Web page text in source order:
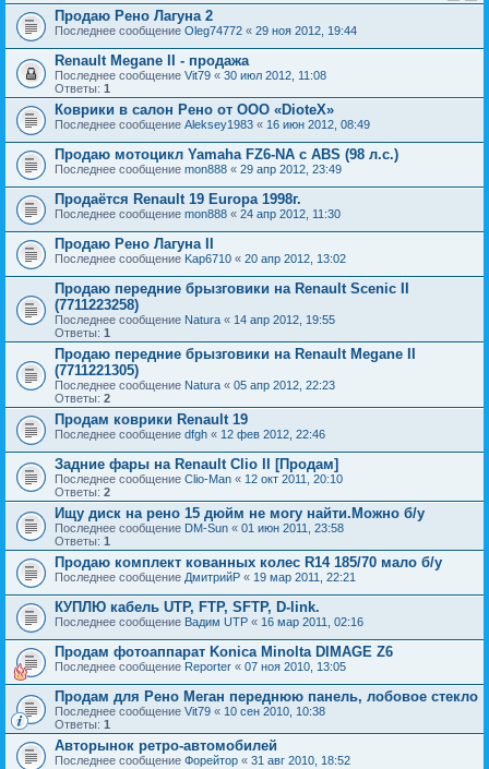
Продаю Рено Лагуна 2
Последнее сообщение Oleg74772 « 29 ноя 2012, 19:44
Renault Megane II - продажа
Последнее сообщение Vit79 « 30 июл 2012, 11:08
Ответы: 1
Коврики в салон Рено от ООО «DioteX»
Последнее сообщение Aleksey1983 « 16 июн 2012, 08:49
Продаю мотоцикл Yamaha FZ6-NA с ABS (98 л.с.)
Последнее сообщение mon888 « 29 апр 2012, 23:49
Продаётся Renault 19 Europa 1998г.
Последнее сообщение mon888 « 24 апр 2012, 11:30
Продаю Рено Лагуна II
Последнее сообщение Kap6710 « 20 апр 2012, 13:02
Продаю передние брызговики на Renault Scenic II
(7711223258)
Последнее сообщение Natura « 14 апр 2012, 19:55
Ответы: 1
Продаю передние брызговики на Renault Megane II
(7711221305)
Последнее сообщение Natura « 05 апр 2012, 22:23
Ответы: 2
Продам коврики Renault 19
Последнее сообщение dfgh « 12 фев 2012, 22:46
Задние фары на Renault Clio II [Продам]
Последнее сообщение Clio-Man « 12 окт 2011, 20:10
Ответы: 2
Ищу диск на рено 15 дюйм не могу найти.Можно б/у
Последнее сообщение DM-Sun « 01 июн 2011, 23:58
Ответы: 1
Продаю комплект кованных колес R14 185/70 мало б/у
Последнее сообщение ДмитрийР « 19 мар 2011, 22:21
КУПЛЮ кабель UTP, FTP, SFTP, D-link.
Последнее сообщение Вадим UTP « 16 мар 2011, 02:16
Продам фотоаппарат Konica Minolta DIMAGE Z6
Последнее сообщение Reporter « 07 ноя 2010, 13:05
Продам для Рено Меган переднюю панель, лобовое стекло
Последнее сообщение Vit79 « 10 сен 2010, 10:38
Ответы: 1
Авторынок ретро-автомобилей
Последнее сообщение Форейтор « 31 авг 2010, 18:52